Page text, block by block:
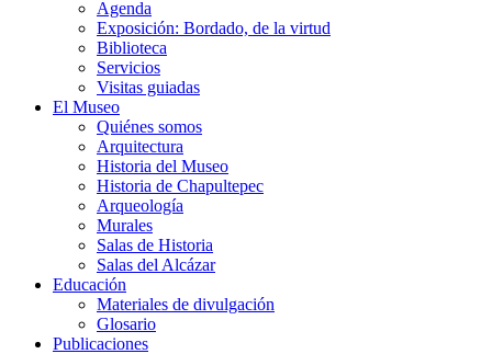
Agenda
Exposición: Bordado, de la virtud
Biblioteca
Servicios
Visitas guiadas
El Museo
Quiénes somos
Arquitectura
Historia del Museo
Historia de Chapultepec
Arqueología
Murales
Salas de Historia
Salas del Alcázar
Educación
Materiales de divulgación
Glosario
Publicaciones